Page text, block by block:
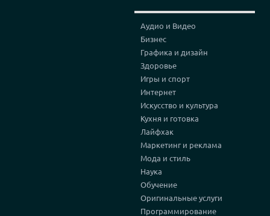
Аудио и Видео
Бизнес
Графика и дизайн
Здоровье
Игры и спорт
Интернет
Искусство и культура
Кухня и готовка
Лайфхак
Маркетинг и реклама
Мода и стиль
Наука
Обучение
Оригинальные услуги
Программирование